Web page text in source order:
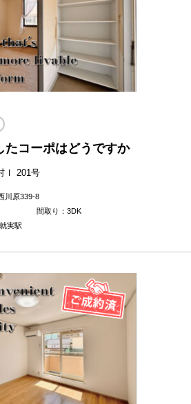
たコーポはどうですか
Ⅰ 201号
川原339-8
間取り：3DK
実駅